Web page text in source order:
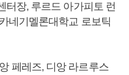
터장, 루르드 아가피토 런
네기멜론대학교 로보틱
페레즈, 디앙 라르루스